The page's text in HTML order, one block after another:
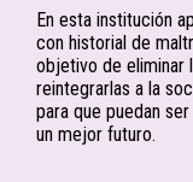
En esta institución
con historial de
objetivo de eliminar
reintegrarlas a la
para que puedan
un mejor futuro.